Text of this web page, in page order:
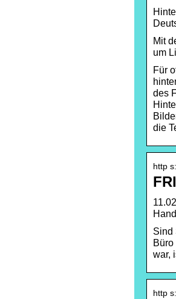
Mit
um
Für
des
die
http
Sind
war,
http